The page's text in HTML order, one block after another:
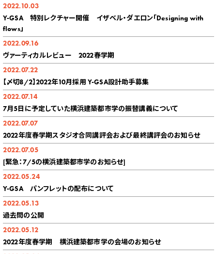
2022.10.03
Y-GSA 特別レクチャー開催 イザベル・ダエロン「Designing with
flows」
2022.09.16
ヴァーティカルレビュー 2022春学期
2022.07.22
【〆切8/2】2022年10月採用 Y-GSA設計助手募集
2022.07.14
7月5日に予定していた横浜建築都市学の振替講義について
2022.07.07
2022年度春学期スタジオ合同講評会および最終講評会のお知らせ
2022.07.05
[緊急：7/5の横浜建築都市学のお知らせ]
2022.05.24
Y-GSA パンフレットの配布について
2022.05.13
過去問の公開
2022.05.12
2022年度春学期 横浜建築都市学の会場のお知らせ